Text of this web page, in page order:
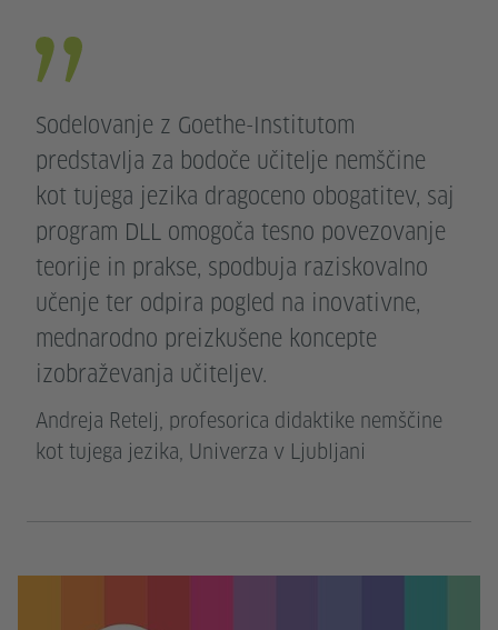
Sodelovanje z Goethe-Institutom
predstavlja za bodoče učitelje nemščine
kot tujega jezika dragoceno obogatitev, saj
program DLL omogoča tesno povezovanje
teorije in prakse, spodbuja raziskovalno
učenje ter odpira pogled na inovativne,
mednarodno preizkušene koncepte
izobraževanja učiteljev.
Andreja Retelj, profesorica didaktike nemščine
kot tujega jezika, Univerza v Ljubljani